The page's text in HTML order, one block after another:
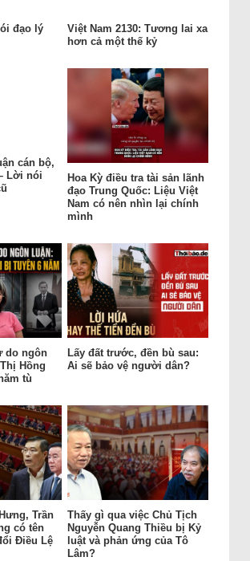
đạo lý
Việt Nam 2130: Tương lai xa
hơn cả một thế kỷ
cán bộ,
Lời nói
Hoa Kỳ điều tra tài sản lãnh
đạo Trung Quốc: Liệu Việt
Nam có nên nhìn lại chính
mình
do ngôn
Hồng
tù
Lấy đất trước, đền bù sau:
Ai sẽ bảo vệ người dân?
Trần
có tên
Điều Lệ
Thấy gì qua việc Chủ Tịch
Nguyễn Quang Thiều bị Kỷ
luật và phản ứng của Tô
Lâm?